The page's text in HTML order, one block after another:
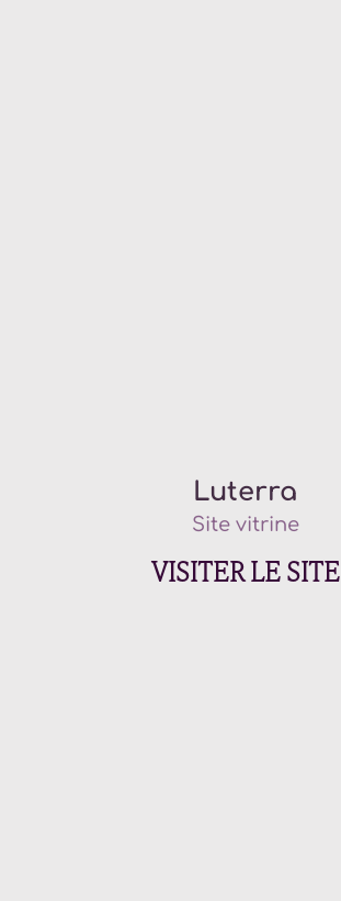
Luterra
Site vitrine
VISITER LE SITE